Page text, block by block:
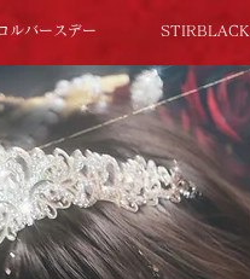
ルバースデー STIRBLACK